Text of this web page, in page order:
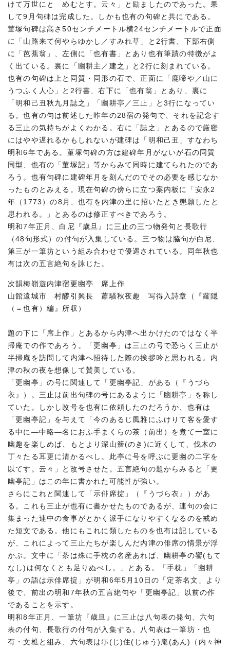
けて万世にとゞめむとす。云々」と励ましたのであった。果
して9月句碑は完成した。しかも也有の句碑と共にである。
菫塚句碑は高さ50センチメートル横24センチメートルで正面
に「山路来て何やらゆかし／すみれ草」と2行書、下部右側
に「芭蕉翁」、左側に「也有書」とあり也有筆蹟の特徴がよ
く出ている。裏に「幽耕主／建之」と2行に刻まれている。
也有の句碑は上と同質・同形の石で、正面に「鹿啼や／山に
うつふく人心」と2行書、右下に「也有翁」とあり、裏に
「明和己丑秋九月誌之」「幽耕亭／三止」と3行になってい
る。也有の句は前述した昨年の28宿の発句で、それを記念す
る三止の気持ちがよくわかる。右に「誌之」とあるので厳密
にはやや遅れるかもしれないが建碑は「明和己丑」すなわち
明和6年である。菫塚句碑の方は建碑年月がないが石の同質
同型、也有の「菫塚記」等からみて同時に建てられたのであ
ろう。也有句碑に建碑年月を刻んだのでその必要を感じなか
ったものとみえる。現在句碑の傍らに立つ案内板に「安永2
年（1773）の8月、也有を内津の里に招いたとき懇願したと
思われる。」とあるのは修正すべきであろう。
明和7年正月、白尼『歳旦』に三止の三つ物発句と長歌行
（48句形式）の付句が入集している。三つ物は脇句が白尼、
第三が一筆坊という組み合わせで優遇されている。同年秋也
有は次の五言絶句を詠じた。
次韻梅嶺遊内津宿更幽亭 席上作
山館遠城市 村醪引興長 蕭騒秋夜趣 写得入詩章（『蘿隠
（＝也有）編』所収）
題の下に「席上作」とあるから内津へ出かけたのではなく半
掃庵での作であろう。「更幽亭」は三止の号で恐らく三止が
半掃庵を訪問して内津へ招待した際の挨拶吟と思われる。内
津の秋の夜を想像して賛美している。
「更幽亭」の号に関連して「更幽亭記」がある（『うづら
衣』）。三止は前出句碑の号にあるように「幽耕亭」を称し
ていた。しかし改号を也有に依頼したのだろうか、也有は
「更幽亭記」を与えて「今のあるじ風雅にふけりて客を愛す
る中に―中略―名におふ手まくらの茶（前出）を煮て一室に
幽趣を楽しめば、もとより深山簷(のき)に近くして、伐木の
丁々たる耳更に清かるべし。此亭に号を呼ぶに更幽の二字を
以てす。云々」と改号させた。五言絶句の題からみると「更
幽亭記」はこの年に書かれた可能性が強い。
さらにこれと関連して「示俳席掟」（『うづら衣』）があ
る。これも三止が也有に書かせたものであるが、連句の会に
集まった連中の食事がとかく派手になりやすくなるのを戒め
た短文である。他にもこれに類したものを也有は記している
が、これによって三止たちが楽しんだ内津の俳席の情景が浮
かぶ。文中に「茶は殊に手枕の名産あれば、幽耕亭の饗(もて
なし)は何なくとも足りぬべし。」とある。「手枕」「幽耕
亭」の語は示俳席掟」が明和6年5月10日の「定茶名文」より
後で、前出の明和7年秋の五言絶句や「更幽亭記」以前の作
であることを示す。
明和8年正月、一筆坊『歳旦』に三止は八句表の発句、六句
表の付句、長歌行の付句が入集する。八句表は一筆坊・也
有・文樵と組み、六句表は尓(じ)住(じゅう)庵(あん)（内々神